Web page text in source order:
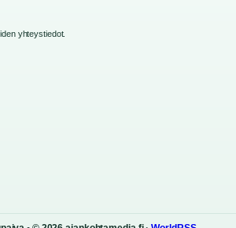
yhteystiedot.